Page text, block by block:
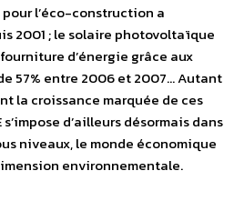
l’éco-construction a
2001 ; le solaire photovoltaïque
d’énergie grâce aux
57% entre 2006 et 2007… Autant
la croissance marquée de ces
d’ailleurs désormais dans
niveaux, le monde économique
environnementale.